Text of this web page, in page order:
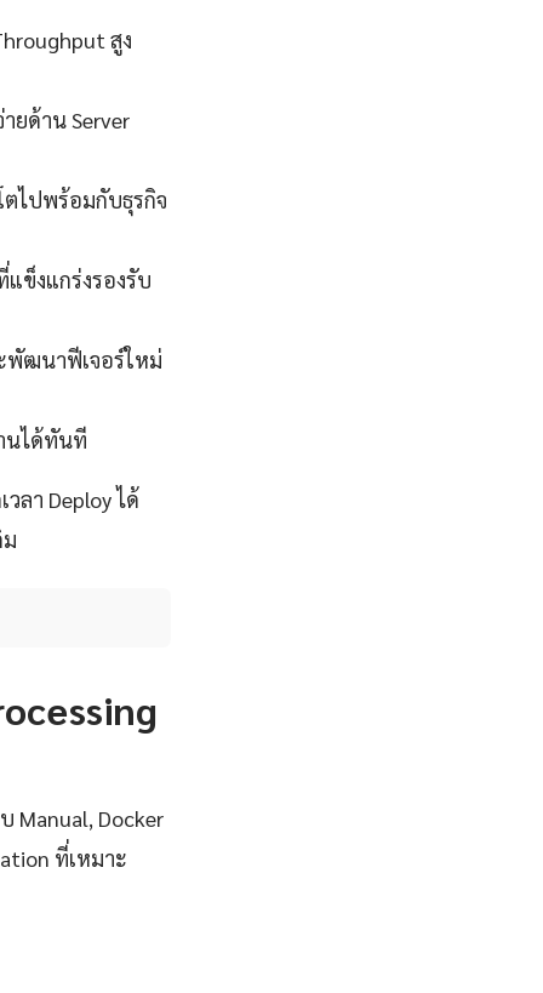
สูง
ยด้าน Server
ตไปพร้อมกับธุรกิจ
ข็งแกร่งรองรับ
ฒนาฟีเจอร์ใหม่
นได้ทันที
ลา Deploy ได้
Manual, Docker
ที่เหมาะ